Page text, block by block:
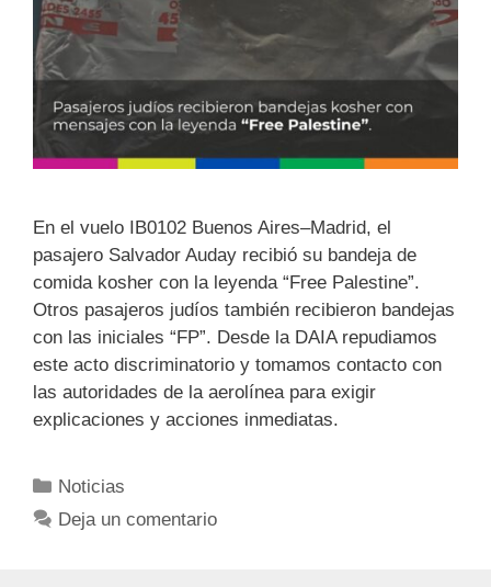
En el vuelo IB0102 Buenos Aires–Madrid, el
pasajero Salvador Auday recibió su bandeja de
comida kosher con la leyenda “Free Palestine”.
Otros pasajeros judíos también recibieron bandejas
con las iniciales “FP”. Desde la DAIA repudiamos
este acto discriminatorio y tomamos contacto con
las autoridades de la aerolínea para exigir
explicaciones y acciones inmediatas.
Noticias
Deja un comentario